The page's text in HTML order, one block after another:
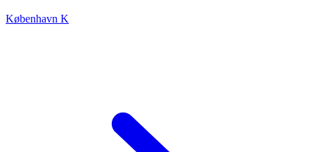
København K